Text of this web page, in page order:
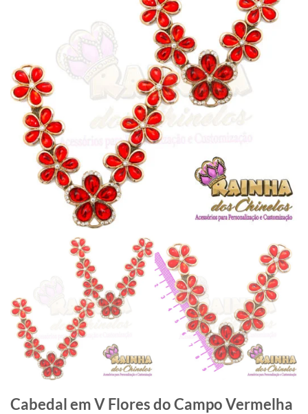
Cabedal em V Flores do Campo Vermelha